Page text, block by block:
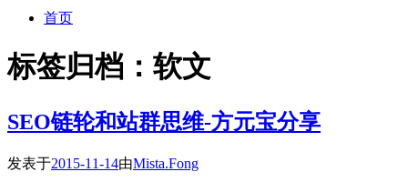
首页
标签归档： 软文
SEO链轮和站群思维-方元宝分享
发表于2015-11-14由Mista.Fong